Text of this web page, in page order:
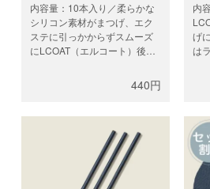
内容量：10本入り／柔らかな
シリコン素材がまつげ、エク
ステに引っかからずスムーズ
にLCOAT（エルコート）後の
商品はライセンスコードは不
440円
内
げ
は